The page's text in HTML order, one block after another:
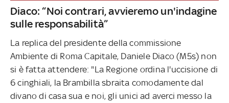
Diaco: “Noi contrari, avvieremo un'indagine
sulle responsabilità”
La replica del presidente della commissione
Ambiente di Roma Capitale, Daniele Diaco (M5s) non
si è fatta attendere: "La Regione ordina l'uccisione di
6 cinghiali, la Brambilla sbraita comodamente dal
divano di casa sua e noi, gli unici ad averci messo la